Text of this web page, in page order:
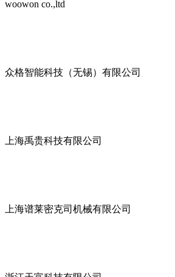
woowon co.,ltd
众格智能科技（无锡）有限公司
上海禹贵科技有限公司
上海谱莱密克司机械有限公司